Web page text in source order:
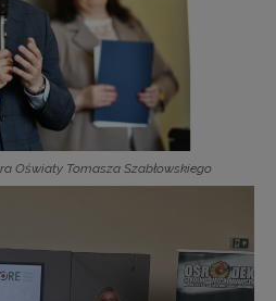
Oświaty Tomasza Szabłowskiego